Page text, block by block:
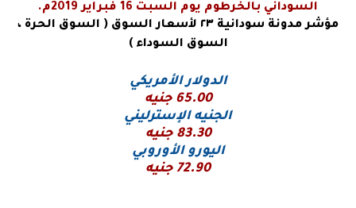
السوداني بالخرطوم يوم السبت 16 فبراير 2019م.
مؤشر مدونة سودانية
٢٣ لأسعار السوق ( السوق الحرة ،
السوق السوداء )
الدولار الأمريكي
65.00 جنيه
الجنيه الإسترليني
83.30 جنيه
اليورو الأوروبي
72.90 جنيه